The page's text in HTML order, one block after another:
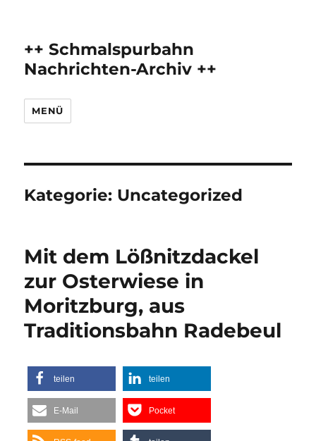
++ Schmalspurbahn
Nachrichten-Archiv ++
MENÜ
Kategorie: Uncategorized
Mit dem Lößnitzdackel
zur Osterwiese in
Moritzburg, aus
Traditionsbahn Radebeul
teilen teilen
E-Mail Pocket